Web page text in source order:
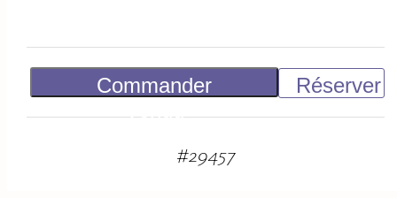
Commander
Réserver
#29457